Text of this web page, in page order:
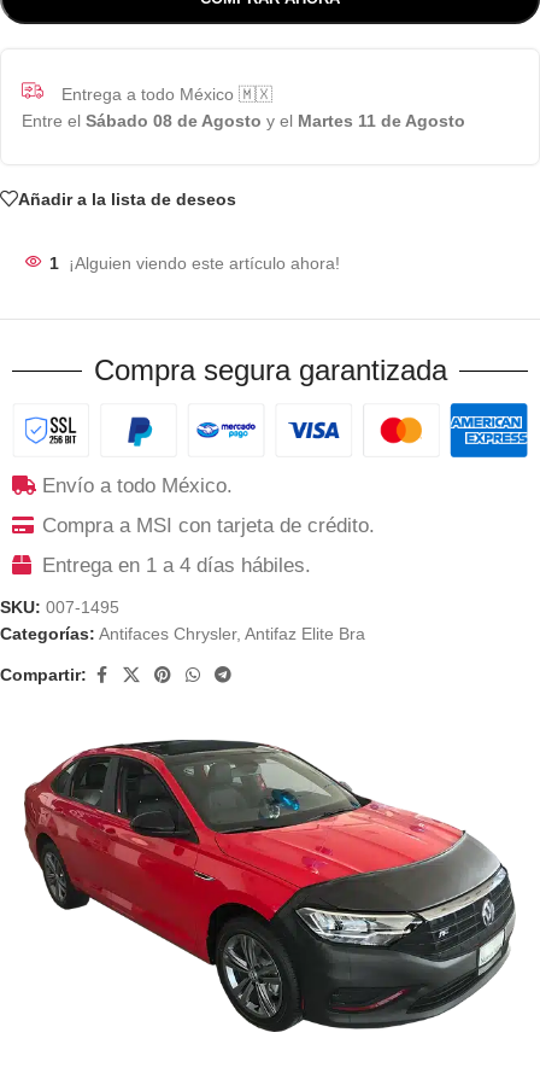
Entrega a todo México 🇲🇽
Entre el Sábado 08 de Agosto y el Martes 11 de Agosto
Añadir a la lista de deseos
1 ¡Alguien viendo este artículo ahora!
Compra segura garantizada
Envío a todo México.
Compra a MSI con tarjeta de crédito.
Entrega en 1 a 4 días hábiles.
SKU: 007-1495
Categorías: Antifaces Chrysler, Antifaz Elite Bra
Compartir: